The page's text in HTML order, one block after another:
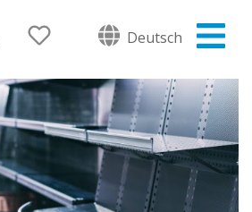
Deutsch